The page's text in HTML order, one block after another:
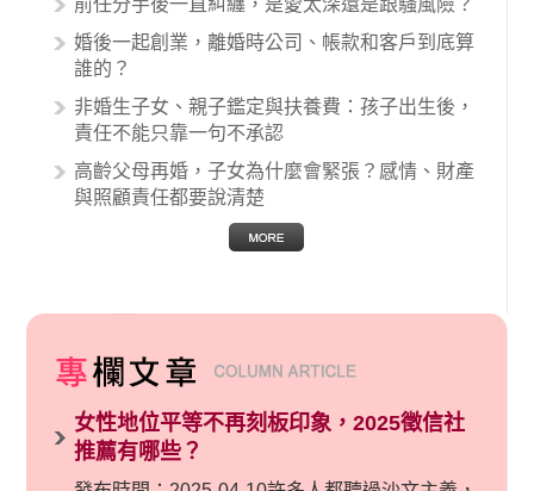
的內容其實非常多，有些案例…
前任分手後一直糾纏，是愛太深還是跟騷風險？
婚後一起創業，離婚時公司、帳款和客戶到底算
誰的？
非婚生子女、親子鑑定與扶養費：孩子出生後，
責任不能只靠一句不承認
高齡父母再婚，子女為什麼會緊張？感情、財產
與照顧責任都要說清楚
女性地位平等不再刻板印象，2025徵信社
推薦有哪些？